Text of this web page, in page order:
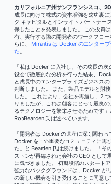
カリフォルニア州サンフランシスコ、
成長に向けて株式の資本増強を成功裏
ク キャピタルとインサイト パートナー
保したことを発表しました。 この投資
有、実行する際の開発者のワークフロ
らに、 Mirantis は Docker のエンター
た。
「私は Docker に入社し、その成長の
役会で徹底的な分析を行った結果、
と成長中のエンタープライズビジネス
判断しました。 また、製品モデルと財
した。 これにより、会社を再編し、2
りましたが、これは顧客にとって最良
るテクノロジーを繁栄させるためです
RobBearden 氏は述べています。
「開発者は Docker の遺産に深く関わっ
Docker をこの重要なコミュニティに再
た」と Bearden 氏は続けました。 「そ
ストンが再編された会社の CEO として
に気づきました。 初期段階のスタート
強力なバックグラウンドは、Docker が
の新しい機会を引き受けることに同意